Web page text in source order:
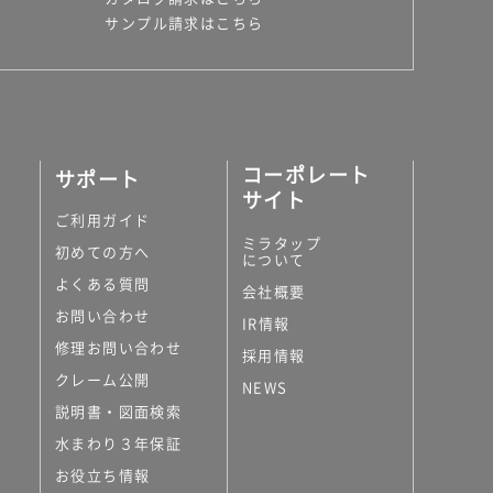
サンプル請求はこちら
サポート
ご利用ガイド
初めての方へ
よくある質問
お問い合わせ
修理お問い合わせ
クレーム公開
説明書・図面検索
水まわり３年保証
お役立ち情報
コーポレート
サイト
ミラタップ
について
会社概要
IR情報
採用情報
NEWS